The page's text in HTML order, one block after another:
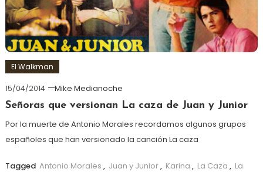
El Walkman
15/04/2014
Mike Medianoche
Señoras que versionan La caza de Juan y Junior
Por la muerte de Antonio Morales recordamos algunos grupos
españoles que han versionado la canción La caza
Tagged Antonio Morales , Juan y Junior, Karina , La Caza , La